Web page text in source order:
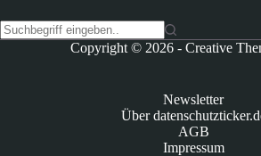
Copyright © 2026 -Creative
Newsletter
Über
AGB
Impressum